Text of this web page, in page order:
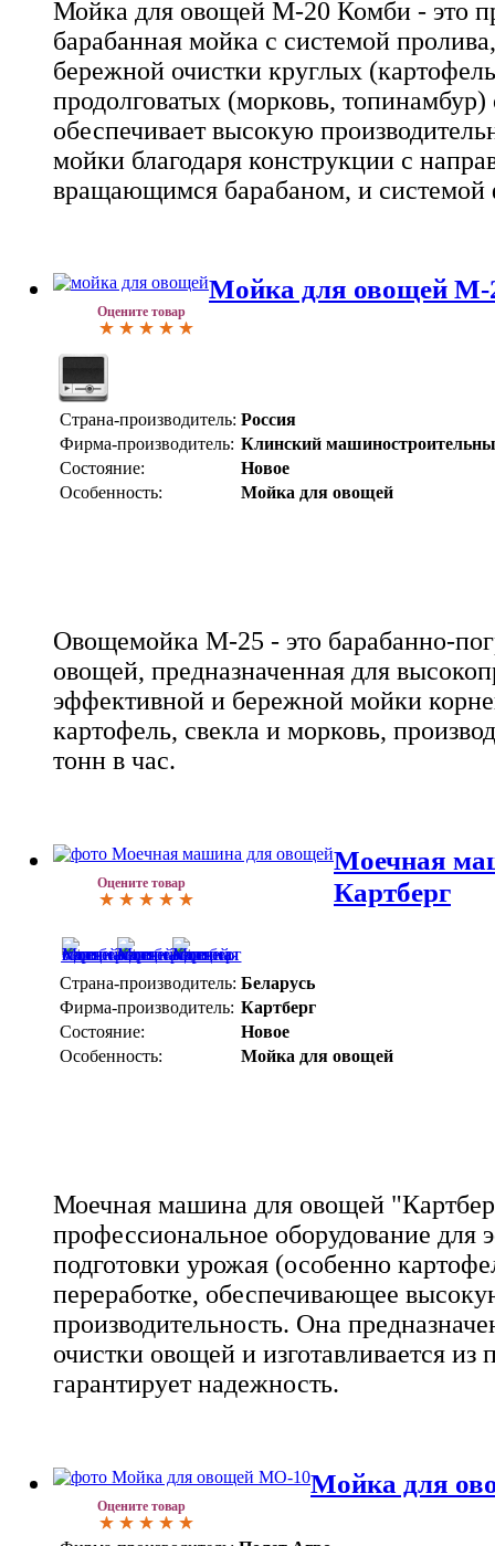
Мойка для овощей М-20 Комби - это
барабанная мойка с системой
бережной очистки круглых
продолговатых (морковь,
обеспечивает высокую
мойки благодаря конструкции с
вращающимся барабаном, и системой
Оцените товар
Мойка для овощей М-
Страна-производитель: Россия
Фирма-производитель: Клинский
Состояние:
Новое
Особенность:
Мойка для овощей
Овощемойка М-25 - это барабанно-
овощей, предназначенная для
эффективной и бережной мойки
картофель, свекла и морковь,
тонн в час.
Оцените товар
Моечная
Картберг
Страна-производитель: Беларусь
Фирма-производитель: Картберг
Состояние:
Новое
Особенность:
Мойка для овощей
Моечная машина для овощей
профессиональное оборудование для
подготовки урожая (особенно
переработке, обеспечивающее
производительность. Она
очистки овощей и изготавливается из
гарантирует надежность.
Оцените товар
Мойка для